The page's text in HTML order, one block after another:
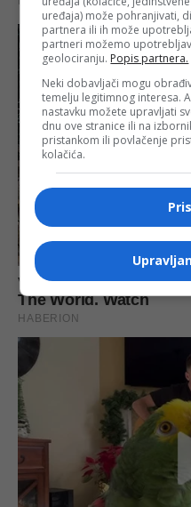
uređaja) može pohranjivati,
partnera ili ih može
partneri možemo
geolociranju. Popis partnera.
Neki dobavljači mogu
temelju legitimnog interesa.
nastavku možete upravljati
dnu ove stranice ili na
pristankom ili povlačenje
kolačića.